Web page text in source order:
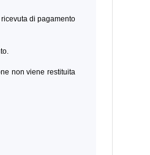
di pagamento
non viene restituita